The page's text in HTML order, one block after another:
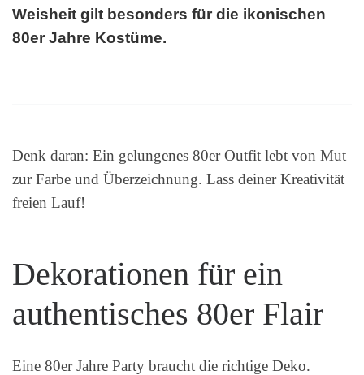
Weisheit gilt besonders für die ikonischen
80er Jahre Kostüme.
Denk daran: Ein gelungenes 80er Outfit lebt von Mut
zur Farbe und Überzeichnung. Lass deiner Kreativität
freien Lauf!
Dekorationen für ein
authentisches 80er Flair
Eine 80er Jahre Party braucht die richtige Deko.